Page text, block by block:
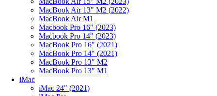
MacBook Air 13" M2 (2022)
MacBook Air M1
Macbook Pro 16" (2023)
Macbook Pro 14" (2023)
MacBook Pro 16" (2021)
MacBook Pro 14" (2021)
MacBook Pro 13" M2
MacBook Pro 13" M1
iMac
iMac 24" (2021)